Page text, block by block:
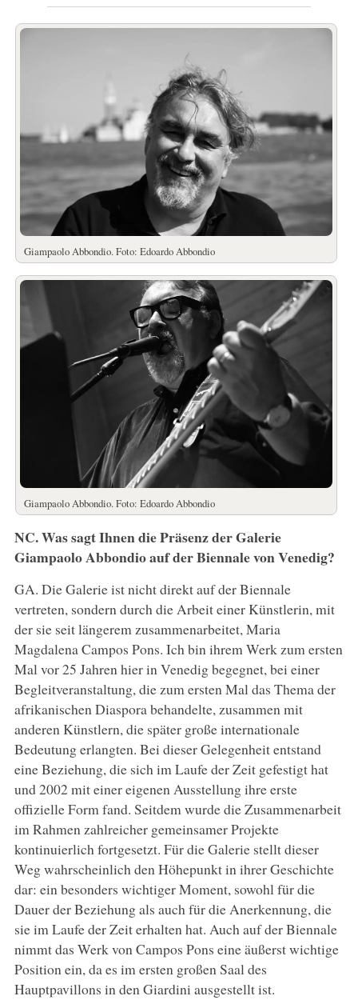
Giampaolo Abbondio. Foto: Edoardo Abbondio
Giampaolo Abbondio. Foto: Edoardo Abbondio
NC. Was sagt Ihnen die Präsenz der Galerie
Giampaolo Abbondio auf der Biennale von Venedig?
GA. Die Galerie ist nicht direkt auf der Biennale
vertreten, sondern durch die Arbeit einer Künstlerin, mit
der sie seit längerem zusammenarbeitet, Maria
Magdalena Campos Pons. Ich bin ihrem Werk zum ersten
Mal vor 25 Jahren hier in Venedig begegnet, bei einer
Begleitveranstaltung, die zum ersten Mal das Thema der
afrikanischen Diaspora behandelte, zusammen mit
anderen Künstlern, die später große internationale
Bedeutung erlangten. Bei dieser Gelegenheit entstand
eine Beziehung, die sich im Laufe der Zeit gefestigt hat
und 2002 mit einer eigenen Ausstellung ihre erste
offizielle Form fand. Seitdem wurde die Zusammenarbeit
im Rahmen zahlreicher gemeinsamer Projekte
kontinuierlich fortgesetzt. Für die Galerie stellt dieser
Weg wahrscheinlich den Höhepunkt in ihrer Geschichte
dar: ein besonders wichtiger Moment, sowohl für die
Dauer der Beziehung als auch für die Anerkennung, die
sie im Laufe der Zeit erhalten hat. Auch auf der Biennale
nimmt das Werk von Campos Pons eine äußerst wichtige
Position ein, da es im ersten großen Saal des
Hauptpavillons in den Giardini ausgestellt ist.